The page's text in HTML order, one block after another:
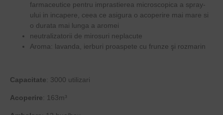
farmaceutice pentru imprastierea microscopica a spray-
ului in incapere, ceea ce asigura o acoperire mai mare si
o durata mai lunga a aromei
neutralizatorii de mirosuri neplacute
Aroma: lavanda, ierburi proaspete cu frunze şi rozmarin
Capacitate: 3000 utilizari
Acoperire: 163m³